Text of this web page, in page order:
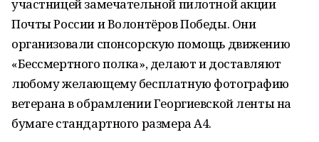
участницей замечательной пилотной акции
Почты России и Волонтёров Победы. Они
организовали спонсорскую помощь движению
«Бессмертного полка», делают и доставляют
любому желающему бесплатную фотографию
ветерана в обрамлении Георгиевской ленты на
бумаге стандартного размера А4.